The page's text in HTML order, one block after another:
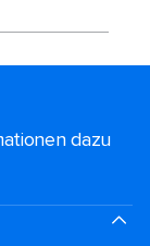
dazu